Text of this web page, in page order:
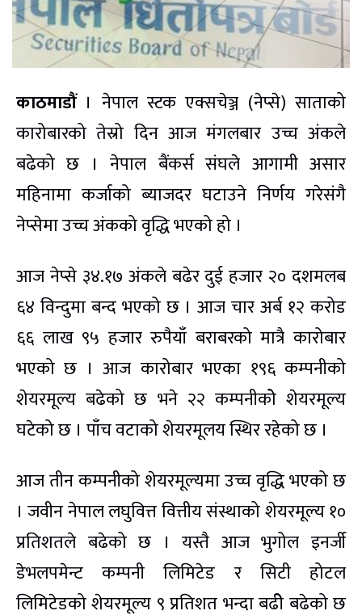
काठमाडौं। नेपाल स्टक एक्सचेञ्ज (नेप्से) साताको
कारोबारको तेस्रो दिन आज मंगलबार उच्च अंकले
बढेको छ । नेपाल बैंकर्स संघले आगामी असार
महिनामा कर्जाको ब्याजदर घटाउने निर्णय गरेसंगै
नेप्सेमा उच्च अंकको वृद्धि भएको हो ।
आज नेप्से ३४.१७ अंकले बढेर दुई हजार २० दशमलब
६४ विन्दुमा बन्द भएको छ । आज चार अर्ब १२ करोड
६६ लाख ९५ हजार रुपैयाँ बराबरको मात्रै कारोबार
भएको छ । आज कारोबार भएका १९६ कम्पनीको
शेयरमूल्य बढेको छ भने २२ कम्पनीकोे शेयरमूल्य
घटेको छ । पाँच वटाको शेयरमूलय स्थिर रहेको छ ।
आज तीन कम्पनीको शेयरमूल्यमा उच्च वृद्धि भएको छ
। जवीन नेपाल लघुवित्त वित्तीय संस्थाको शेयरमूल्य १०
प्रतिशतले बढेको छ । यस्तै आज भुगोल इनर्जी
डेभलपमेन्ट कम्पनी लिमिटेड र सिटी होटल
लिमिटेडको शेयरमूल्य ९ प्रतिशत भन्दा बढीे बढेको छ